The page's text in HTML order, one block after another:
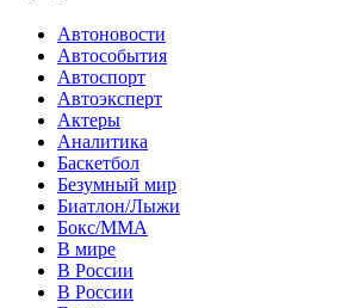
Автоновости
Автособытия
Автоспорт
Автоэксперт
Актеры
Аналитика
Баскетбол
Безумный мир
Биатлон/Лыжи
Бокс/MMA
В мире
В России
В России